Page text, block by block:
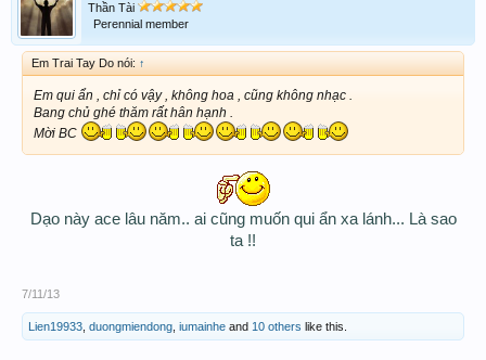
Thần Tài
Perennial member
Em Trai Tay Do nói: ↑
Em qui ẩn , chỉ có vậy , không hoa , cũng không nhạc .
Bang chủ ghé thăm rất hân hạnh .
Mời BC
Dạo này ace lâu năm.. ai cũng muốn qui ẩn xa lánh... Là sao
ta !!
7/11/13
Lien19933 duongmiendong iumainhe and 10 others like this.